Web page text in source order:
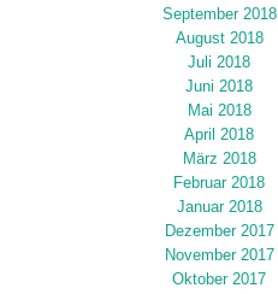
September 2018
August 2018
Juli 2018
Juni 2018
Mai 2018
April 2018
März 2018
Februar 2018
Januar 2018
Dezember 2017
November 2017
Oktober 2017